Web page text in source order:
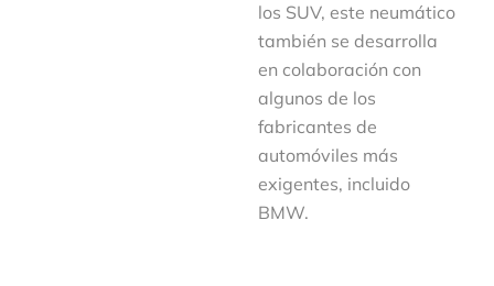
los SUV, este neumático
también se desarrolla
en colaboración con
algunos de los
fabricantes de
automóviles más
exigentes, incluido
BMW.